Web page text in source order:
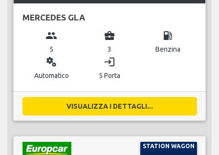
MERCEDES GLA
group
5
business_center
3
local_gas_station
Benzina
miscellaneous_services
Automatico
login
5 Porta
VISUALIZZA I DETTAGLI...
STATION WAGON